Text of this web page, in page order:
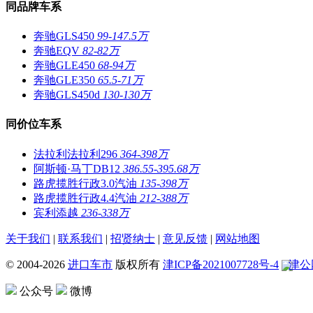
同品牌车系
奔驰GLS450 99-147.5万
奔驰EQV 82-82万
奔驰GLE450 68-94万
奔驰GLE350 65.5-71万
奔驰GLS450d 130-130万
同价位车系
法拉利法拉利296 364-398万
阿斯顿·马丁DB12 386.55-395.68万
路虎揽胜行政3.0汽油 135-398万
路虎揽胜行政4.4汽油 212-388万
宾利添越 236-338万
关于我们 | 联系我们 | 招贤纳士 | 意见反馈 | 网站地图
© 2004-2026 进口车市 版权所有 津ICP备2021007728号-4 津公
公众号 微博